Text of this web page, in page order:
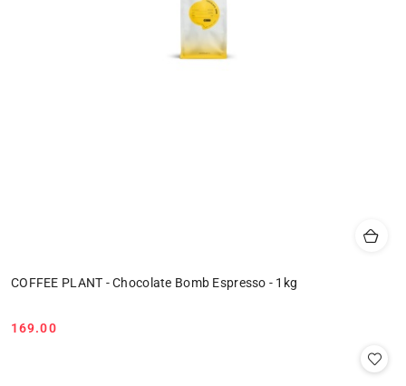
COFFEE PLANT - Chocolate Bomb Espresso - 1kg
Cena:
169.00